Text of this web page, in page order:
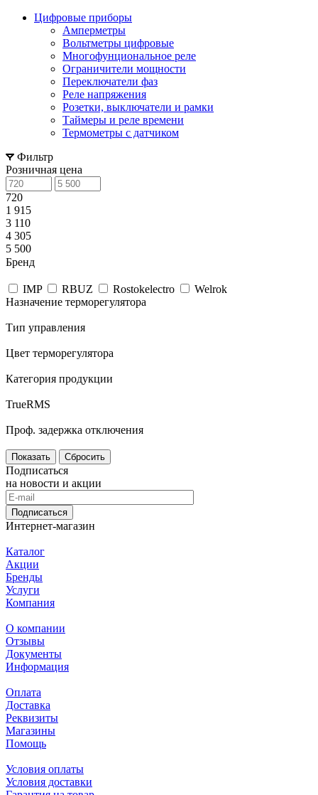
Цифровые приборы
Амперметры
Вольтметры цифровые
Многофунциональное реле
Ограничители мощности
Переключатели фаз
Реле напряжения
Розетки, выключатели и рамки
Таймеры и реле времени
Термометры c датчиком
Фильтр
Розничная цена
720
1 915
3 110
4 305
5 500
Бренд
IMP RBUZ Rostokelectro
Welrok
Назначение терморегулятора
Тип управления
Цвет терморегулятора
Категория продукции
TrueRMS
Проф. задержка отключения
Сбросить
Подписаться
на новости и акции
Подписаться
Интернет-магазин
Каталог
Акции
Бренды
Услуги
Компания
О компании
Отзывы
Документы
Информация
Оплата
Доставка
Реквизиты
Магазины
Помощь
Условия оплаты
Условия доставки